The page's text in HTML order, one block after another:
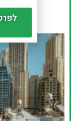
בורג' אל ערב